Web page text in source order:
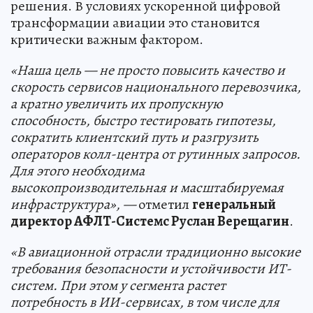
решения. В условиях ускоренной цифровой
трансформации авиации это становится
критически важным фактором.
«Наша цель — не просто повысить качество и
скорость сервисов национального перевозчика,
а кратно увеличить их пропускную
способность, быстро тестировать гипотезы,
сократить клиентский путь и разгрузить
операторов колл-центра от рутинных запросов.
Для этого необходима
высокопроизводительная и масштабируемая
инфраструктура», —отметилгенеральный
директор АФЛТ-Системс Руслан Верещагин.
«В авиационной отрасли традиционно высокие
требования безопасности и устойчивости ИТ-
систем. При этом у сегмента растет
потребность в ИИ-сервисах, в том числе для